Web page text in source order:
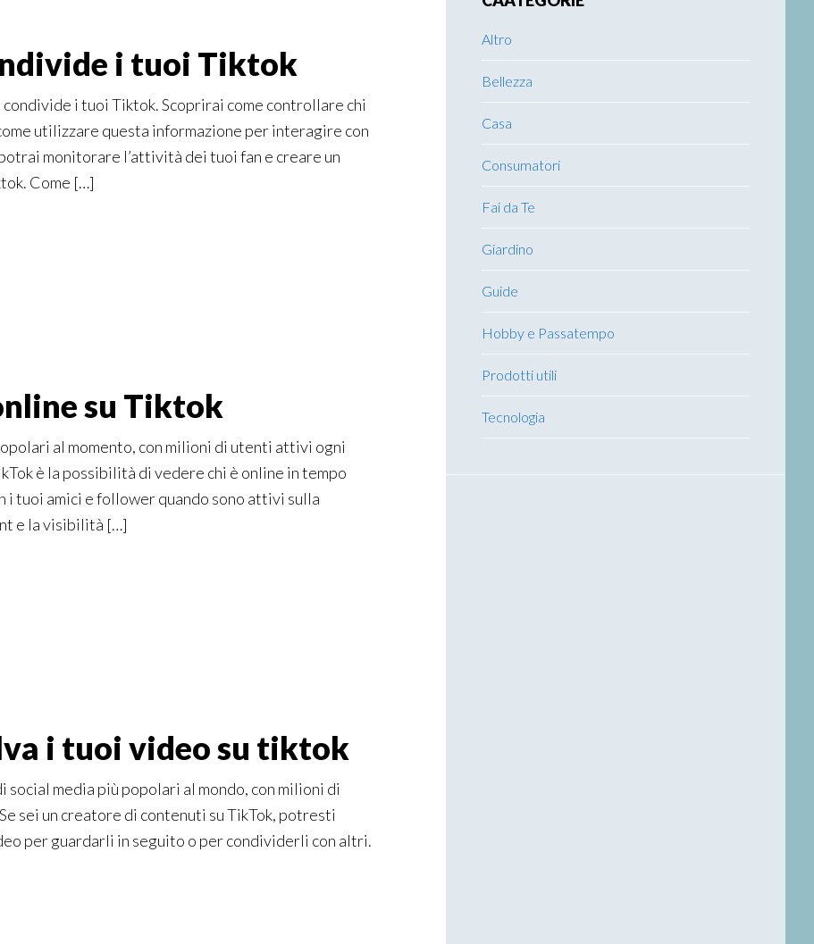
i tuoi Tiktok
i tuoi Tiktok. Scoprirai come controllare chi
utilizzare questa informazione per interagire con
monitorare l’attività dei tuoi fan e creare un
Come […]
su Tiktok
al momento, con milioni di utenti attivi ogni
è la possibilità di vedere chi è online in tempo
tuoi amici e follower quando sono attivi sulla
e la visibilità […]
i tuoi video su tiktok
media più popolari al mondo, con milioni di
sei un creatore di contenuti su TikTok, potresti
per guardarli in seguito o per condividerli con altri.
Altro
Bellezza
Casa
Consumatori
Fai da Te
Giardino
Guide
Hobby e Passatempo
Prodotti utili
Tecnologia